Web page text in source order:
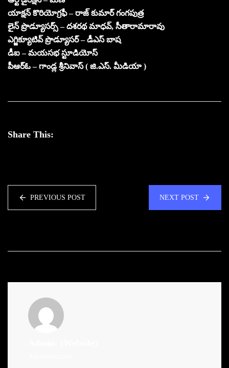
యాక్షన్ కొరియోగ్రఫీ – రాజ్ కుమార్ గంగపుత్ర
లైన్ ప్రొడ్యూసర్స్ – దశరథ మాధవ్, సీతారామారావు
ఎగ్జిక్యూటివ్ ప్రొడ్యూసర్ – డీఎస్ బాష
డీఐ – మయసభ స్టూడియోస్
పీఆర్ఓ – గాండ్ల శ్రీనివాస్ ( జి.ఎస్. మీడియా )
Share This:
PREVIOUS POST NEXT POST